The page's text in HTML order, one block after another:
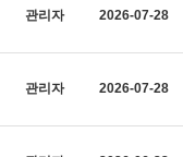
관리자 2026-07-28
관리자 2026-07-28